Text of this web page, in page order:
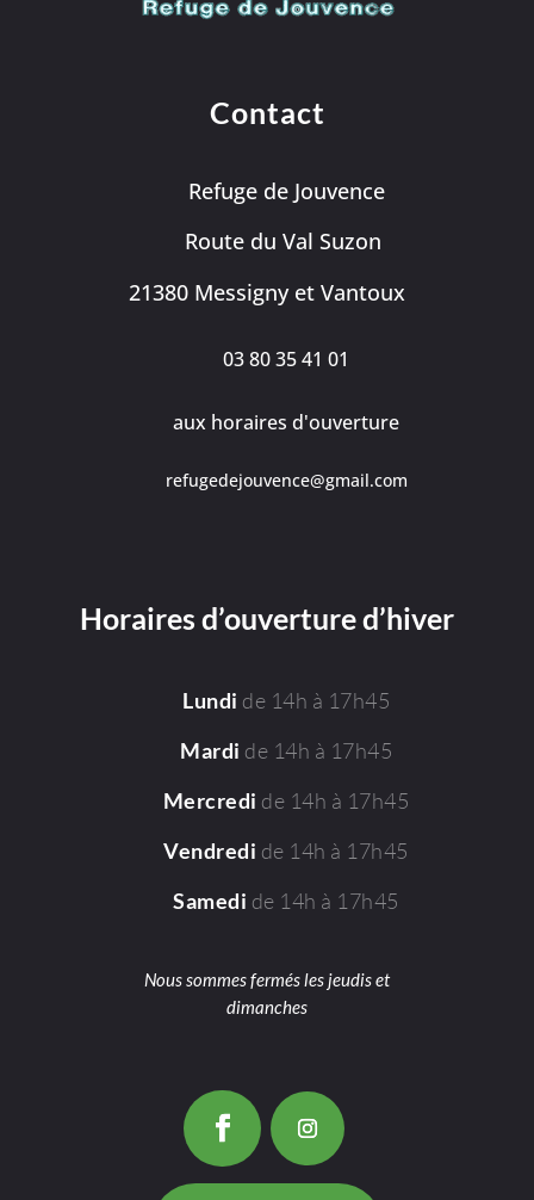
Contact
Refuge de Jouvence
Route du Val Suzon
21380 Messigny et Vantoux
03 80 35 41 01
aux horaires d'ouverture
refugedejouvence@gmail.com
Horaires d’ouverture d’hiver
Lundi de 14h à 17h45
Mardi de 14h à 17h45
Mercredi de 14h à 17h45
Vendredi de 14h à 17h45
Samedi de 14h à 17h45
Nous sommes fermés les jeudis et
dimanches